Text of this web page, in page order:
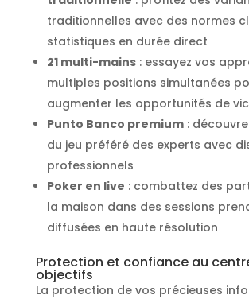
traditionnelles avec des normes
statistiques en durée direct
21 multi-mains: essayez vos
multiples positions simultanées
augmenter les opportunités de
Punto Banco premium:
du jeu préféré des experts avec
professionnels
Poker en live : combattez des
la maison dans des sessions
diffusées en haute résolution
Protection et confiance au
objectifs
La protection de vos précieuses